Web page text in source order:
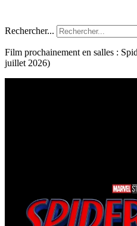
Rechercher...
Film prochainement en salles :
juillet 2026)